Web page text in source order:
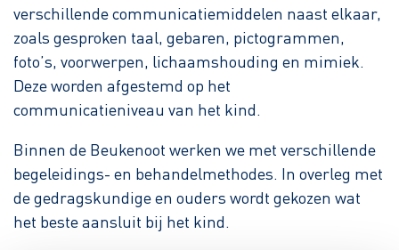
verschillende communicatiemiddelen naast elkaar,
zoals gesproken taal, gebaren, pictogrammen,
foto’s, voorwerpen, lichaamshouding en mimiek.
Deze worden afgestemd op het
communicatieniveau van het kind.
Binnen de Beukenoot werken we met verschillende
begeleidings- en behandelmethodes. In overleg met
de gedragskundige en ouders wordt gekozen wat
het beste aansluit bij het kind.